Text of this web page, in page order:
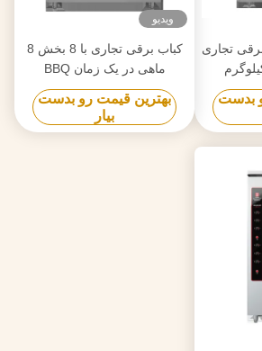
تجاری
بدست
ویدیو
کباب برقی تجاری با 8 بخش 8
ماهی در یک زمان BBQ
بهترین قیمت رو بدست
بیار